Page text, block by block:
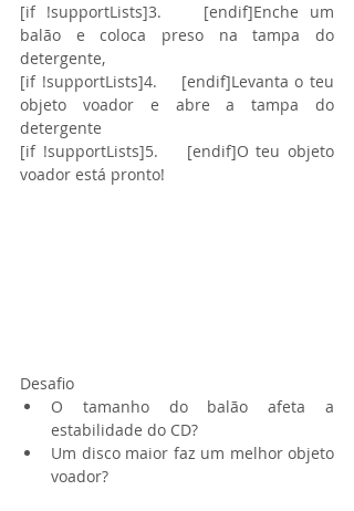
[if !supportLists]3.    [endif]Enche um
balão e coloca preso na tampa do
detergente,
[if !supportLists]4.    [endif]Levanta o teu
objeto voador e abre a tampa do
detergente
[if !supportLists]5.    [endif]O teu objeto
voador está pronto!
Desafio​
O tamanho do balão afeta a
estabilidade do CD?
Um disco maior faz um melhor objeto
voador?